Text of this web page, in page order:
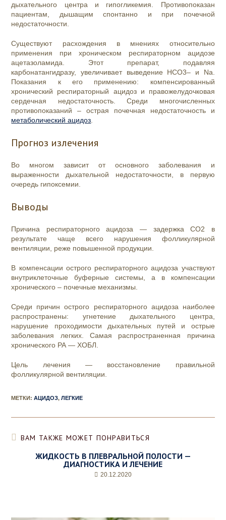
дыхательного центра и гипогликемия. Противопоказан
пациентам, дышащим спонтанно и при почечной
недостаточности.
Существуют расхождения в мнениях относительно
применения при хроническом респираторном ацидозе
ацетазоламида. Этот препарат, подавляя
карбонатангидразу, увеличивает выведение HCO3– и Na.
Показания к его применению: компенсированный
хронический респираторный ацидоз и правожелудочковая
сердечная недостаточность. Среди многочисленных
противопоказаний – острая почечная недостаточность и
метаболический ацидоз.
Прогноз излечения
Во многом зависит от основного заболевания и
выраженности дыхательной недостаточности, в первую
очередь гипоксемии.
Выводы
Причина респираторного ацидоза — задержка СО2 в
результате чаще всего нарушения фолликулярной
вентиляции, реже повышенной продукции.
В компенсации острого респираторного ацидоза участвуют
внутриклеточные буферные системы, а в компенсации
хронического – почечные механизмы.
Среди причин острого респираторного ацидоза наиболее
распространены: угнетение дыхательного центра,
нарушение проходимости дыхательных путей и острые
заболевания легких. Самая распространенная причина
хронического РА — ХОБЛ.
Цель лечения — восстановление правильной
фолликулярной вентиляции.
МЕТКИ :АЦИДОЗ, ЛЕГКИЕ
ВАМ ТАКЖЕ МОЖЕТ ПОНРАВИТЬСЯ
ЖИДКОСТЬ В ПЛЕВРАЛЬНОЙ ПОЛОСТИ —
ДИАГНОСТИКА И ЛЕЧЕНИЕ
20.12.2020